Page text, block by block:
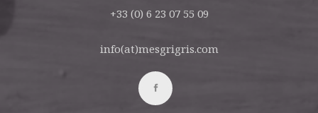
+33 (0) 6 23 07 55 09
info(at)mesgrigris.com